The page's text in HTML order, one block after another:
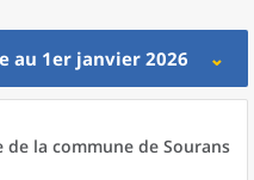
au 1er janvier 2026
de la commune de Sourans